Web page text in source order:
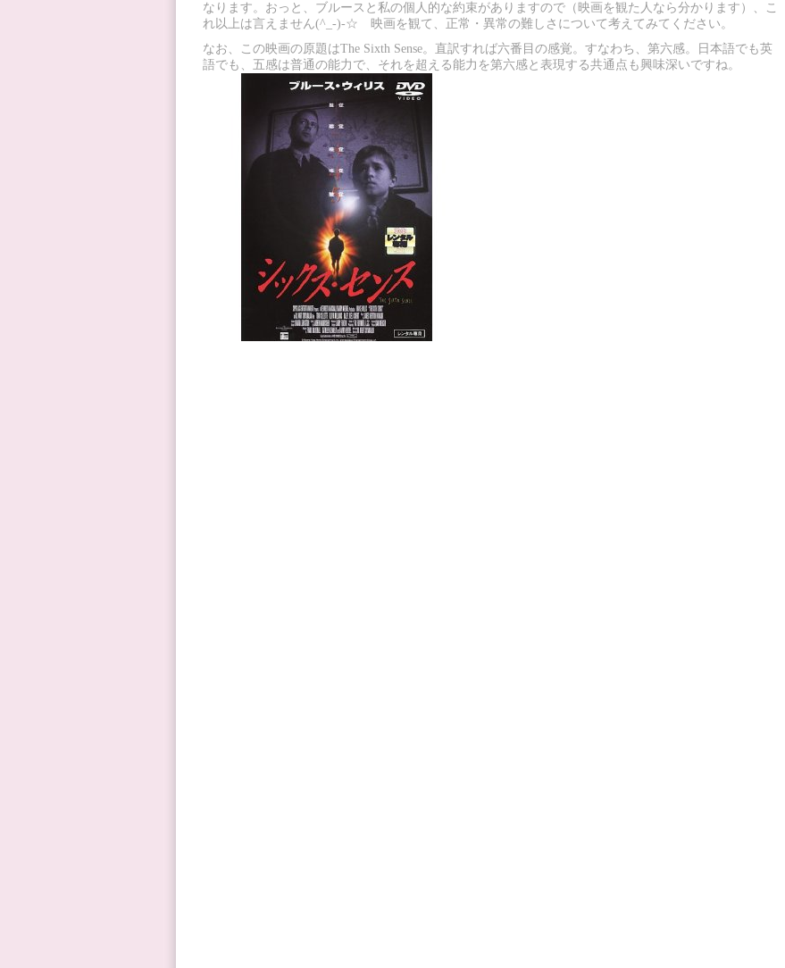
なります。おっと、ブルースと私の個人的な約束がありますので（映画を観た人なら分かります）、こ
れ以上は言えません(^_-)-☆ 映画を観て、正常・異常の難しさについて考えてみてください。
なお、この映画の原題はThe Sixth Sense。直訳すれば六番目の感覚。すなわち、第六感。日本語でも英
語でも、五感は普通の能力で、それを超える能力を第六感と表現する共通点も興味深いですね。